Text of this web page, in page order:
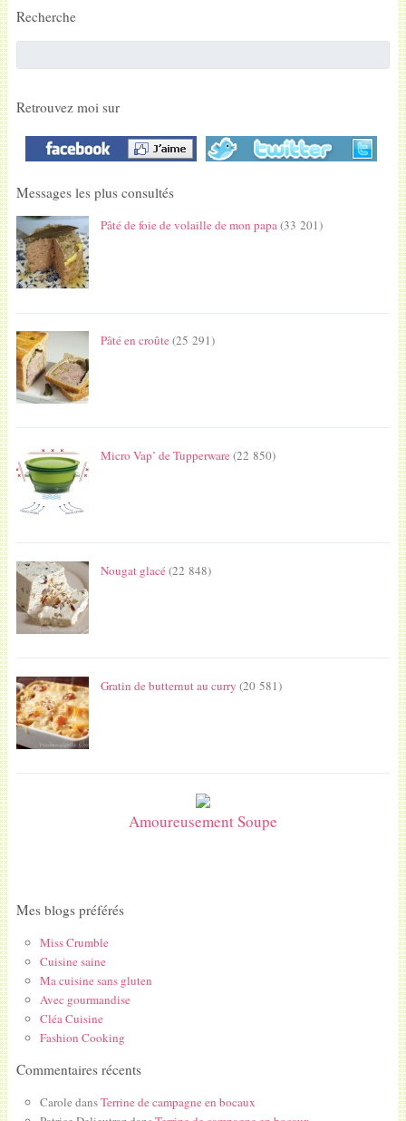
Recherche
Retrouvez moi sur
Messages les plus consultés
Pâté de foie de volaille de mon papa(33 201)
Pâté en croûte(25 291)
Micro Vap’ de Tupperware(22 850)
Nougat glacé(22 848)
Gratin de butternut au curry (20 581)
Amoureusement Soupe
Mes blogs préférés
Miss Crumble
Cuisine saine
Ma cuisine sans gluten
Avec gourmandise
Cléa Cuisine
Fashion Cooking
Commentaires récents
Carole dansTerrine de campagne en bocaux